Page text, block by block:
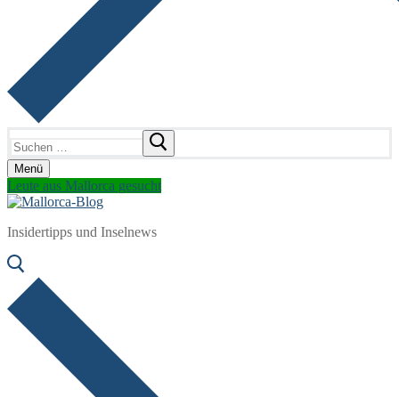
nach:
Menü
Leute aus Mallorca gesucht
Insidertipps und Inselnews